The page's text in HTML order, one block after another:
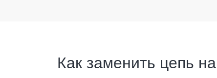
Как заменить цепь